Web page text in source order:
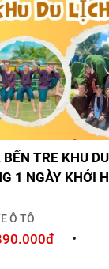
BẾN TRE KHU
1 NGÀY KHỞI
Ô TÔ